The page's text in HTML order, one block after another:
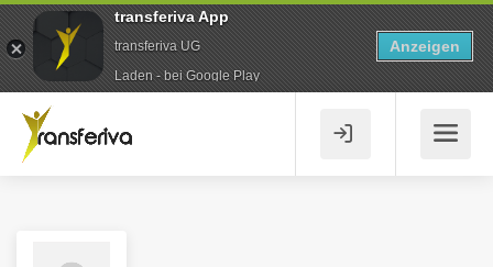
transferiva App
transferiva UG
Laden - bei Google Play
Anzeigen